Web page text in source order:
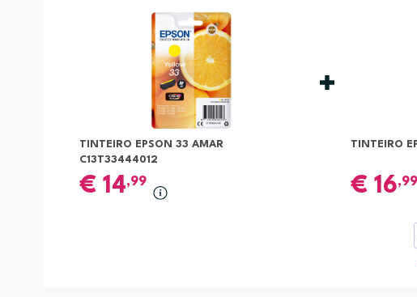
TINTEIRO EPSON 33 AMAR
C13T33444012
€ 14,99
TINTEIRO
€ 16,99